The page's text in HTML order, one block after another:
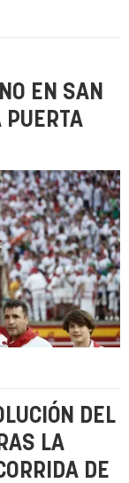
EN SAN
PUERTA
DEL
LA
DE